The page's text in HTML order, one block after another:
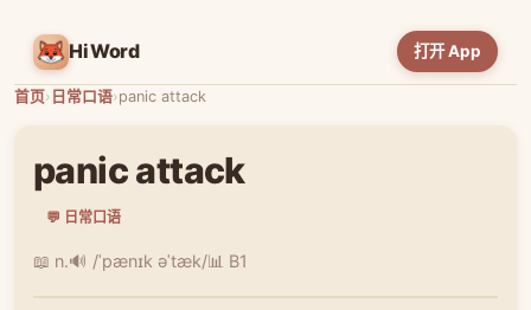
HiWord 打开 App
首页› 日常口语›panic attack
panic attack
💬 日常口语
📖 n.🔊 /ˈpænɪk əˈtæk/📊 B1